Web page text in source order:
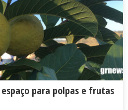
para polpas e frutas